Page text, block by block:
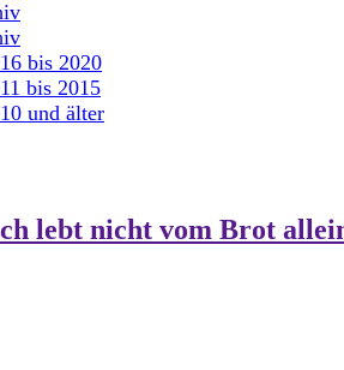
bis 2020
bis 2015
und älter
lebt nicht vom Brot